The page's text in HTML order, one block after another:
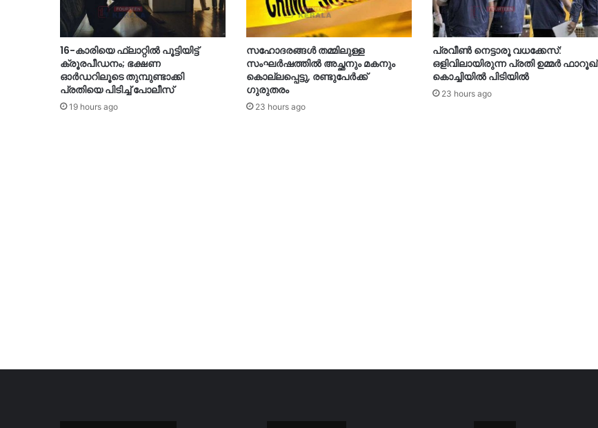
16-കാരിയെ ഫ്ലാറ്റിൽ പൂട്ടിയിട്ട്
ക്രൂരപീഡനം; ഭക്ഷണ
ഓർഡറിലൂടെ തുമ്പുണ്ടാക്കി
പ്രതിയെ പിടിച്ച് പോലീസ്
19 hours ago
സഹോദരങ്ങൾ തമ്മിലുള്ള
സംഘർഷത്തിൽ അച്ഛനും മകനും
കൊല്ലപ്പെട്ടു, രണ്ടുപേർക്ക്
ഗുരുതരം
23 hours ago
പ്രവീൺ നെട്ടാരൂ വധക്കേസ്:
ഒളിവിലായിരുന്ന പ്രതി ഉമ്മർ ഫാറൂഖ്
കൊച്ചിയിൽ പിടിയിൽ
23 hours ago